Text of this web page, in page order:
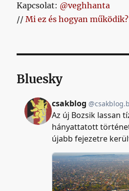
Kapcsolat: @veghhanta
//Mi ez és hogyan működik?
Bluesky